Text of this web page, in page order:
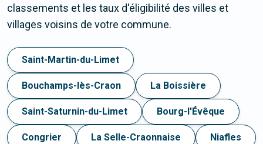
classements et les taux d'éligibilité des villes et
villages voisins de votre commune.
Saint-Martin-du-Limet
Bouchamps-lès-Craon La Boissière
Saint-Saturnin-du-Limet Bourg-l'Évêque
Congrier La Selle-Craonnaise Niafles